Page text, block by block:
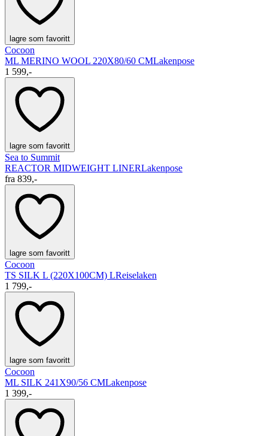
lagre som favoritt
Cocoon
ML MERINO WOOL 220X80/60 CMLakenpose
1 599,-
lagre som favoritt
Sea to Summit
REACTOR MIDWEIGHT LINERLakenpose
fra 839,-
lagre som favoritt
Cocoon
TS SILK L (220X100CM) LReiselaken
1 799,-
lagre som favoritt
Cocoon
ML SILK 241X90/56 CMLakenpose
1 399,-